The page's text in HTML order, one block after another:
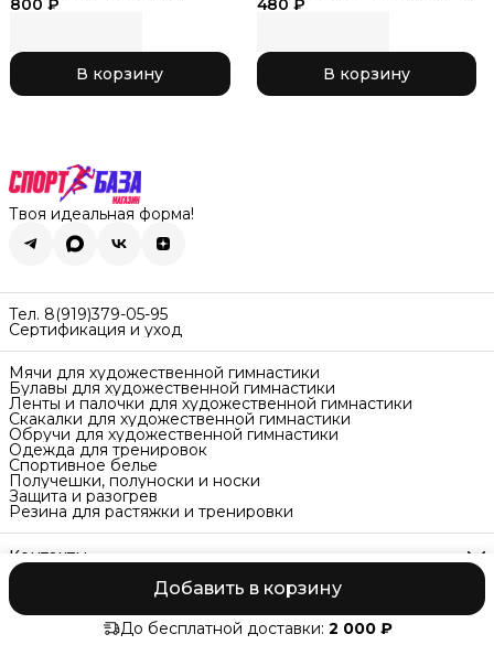
Добавить в корзину
До бесплатной доставки: 2 000 ₽
800 ₽
обруча черный/
В корзину
480 ₽
084 Черный
В корзину
Твоя идеальная форма!
Тел. 8(919)379-05-95
Сертификация и уход
Мячи для художественной гимнастики
Булавы для художественной гимнастики
Ленты и палочки для художественной гимнастики
Скакалки для художественной гимнастики
Обручи для художественной гимнастики
Одежда для тренировок
Спортивное белье
Получешки, полуноски и носки
Защита и разогрев
Резина для растяжки и тренировки
Контакты
Адрес
Екатеринбург ул. Самолётная 7
Телефон
8 (919) 379-05-95
ОплатаДоставкаСпособы возвратаРеквизитыОферта